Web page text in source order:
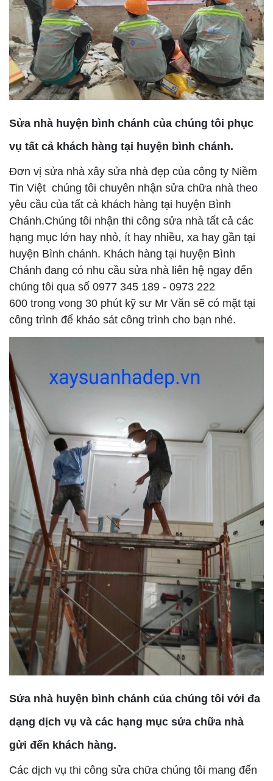
Sửa nhà huyện bình chánh của chúng tôi phục
vụ tất cả khách hàng tại huyện bình chánh.
Đơn vị sửa nhà xây sửa nhà đẹp của công ty Niềm
Tin Việt chúng tôi chuyên nhận sửa chữa nhà theo
yêu cầu của tất cả khách hàng tại huyện Bình
Chánh.Chúng tôi nhận thi công sửa nhà tất cả các
hạng mục lớn hay nhỏ, ít hay nhiều, xa hay gần tại
huyện Bình chánh. Khách hàng tại huyện Bình
Chánh đang có nhu cầu sửa nhà liên hệ ngay đến
chúng tôi qua số 0977 345 189 - 0973 222
600 trong vong 30 phút kỹ sư Mr Văn sẽ có mặt tại
công trình để khảo sát công trình cho bạn nhé.
Sửa nhà huyện bình chánh của chúng tôi với đa
dạng dịch vụ và các hạng mục sửa chữa nhà
gửi đến khách hàng.
Các dịch vụ thi công sửa chữa chúng tôi mang đến